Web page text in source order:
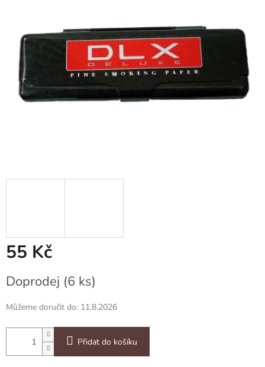
55 Kč
cena:
Doprodej (6 ks)
Můžeme doručit do: 11.8.2026
Přidat do košíku